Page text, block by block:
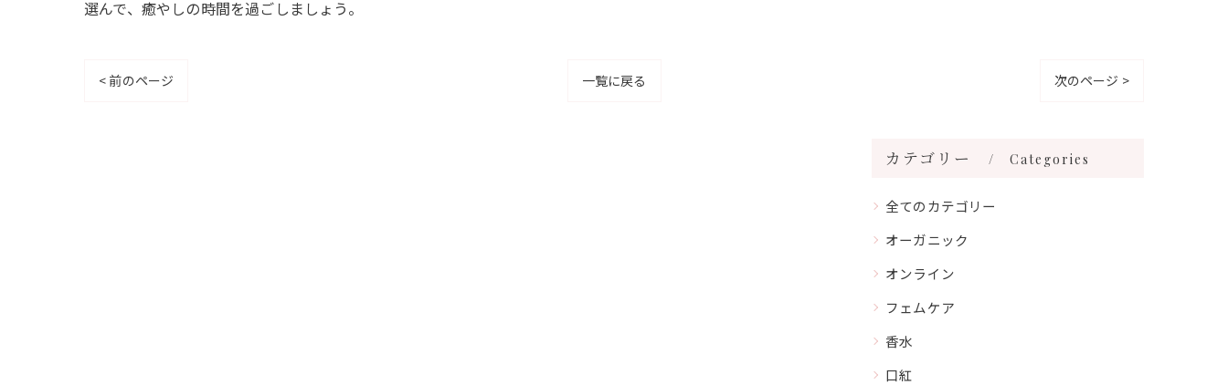
選んで、癒やしの時間を過ごしましょう。
< 前のページ 一覧に戻る 次のページ >
カテゴリー Categories
全てのカテゴリー
オーガニック
オンライン
フェムケア
香水
口紅